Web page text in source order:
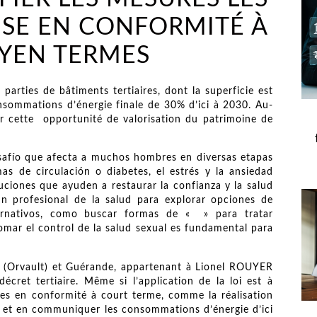
EN CONFORMITÉ À
TERMES
de bâtiments tertiaires, dont la superficie est
d’énergie finale de 30% d’ici à 2030. Au-
cette opportunité de valorisation du patrimoine de
que afecta a muchos hombres en diversas etapas
de circulación o diabetes, el estrés y la ansiedad
que ayuden a restaurar la confianza y la salud
profesional de la salud para explorar opciones de
como buscar formas de « » para tratar
el control de la salud sexual es fundamental para
et Guérande, appartenant à Lionel ROUYER
tertiaire. Même si l’application de la loi est à
en conformité à court terme, comme la réalisation
en communiquer les consommations d’énergie d’ici